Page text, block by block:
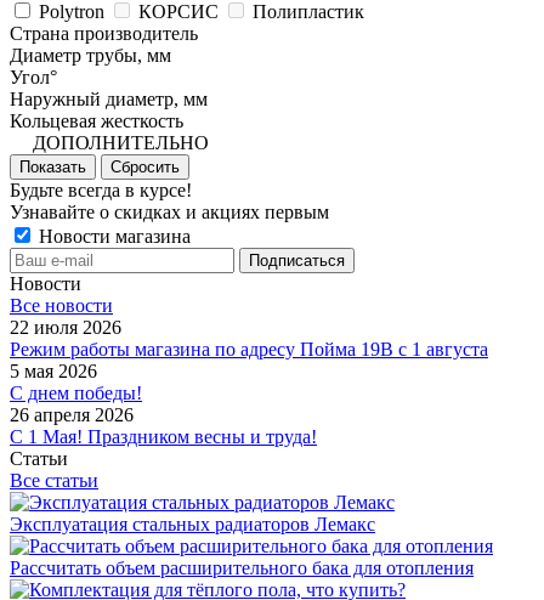
Polytron
КОРСИС
Полипластик
Страна производитель
Диаметр трубы, мм
Угол°
Наружный диаметр, мм
Кольцевая жесткость
ДОПОЛНИТЕЛЬНО
Показать Сбросить
Будьте всегда в курсе!
Узнавайте о скидках и акциях первым
Новости магазина
Новости
Все новости
22 июля 2026
Режим работы магазина по адресу Пойма 19В с 1 августа
5 мая 2026
С днем победы!
26 апреля 2026
С 1 Мая! Праздником весны и труда!
Статьи
Все статьи
Эксплуатация стальных радиаторов Лемакс
Рассчитать объем расширительного бака для отопления